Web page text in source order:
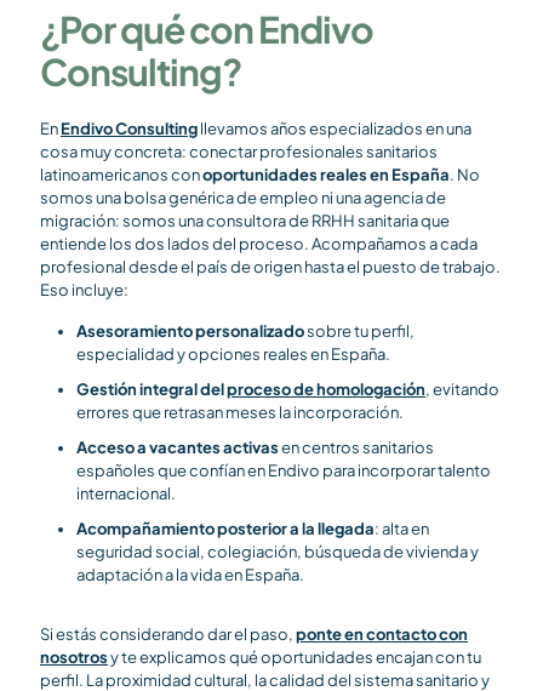
¿Por qué con Endivo
Consulting?
EnEndivo Consultingllevamos años especializados en una
cosa muy concreta: conectar profesionales sanitarios
latinoamericanos conoportunidades reales en España. No
somos una bolsa genérica de empleo ni una agencia de
migración: somos una consultora de RRHH sanitaria que
entiende los dos lados del proceso. Acompañamos a cada
profesional desde el país de origen hasta el puesto de trabajo.
Eso incluye:
Asesoramiento personalizadosobre tu perfil,
especialidad y opciones reales en España.
Gestión integral delproceso de homologación, evitando
errores que retrasan meses la incorporación.
Acceso a vacantes activasen centros sanitarios
españoles que confían en Endivo para incorporar talento
internacional.
Acompañamiento posterior a la llegada: alta en
seguridad social, colegiación, búsqueda de vivienda y
adaptación a la vida en España.
Si estás considerando dar el paso,ponte en contacto con
nosotrosy te explicamos qué oportunidades encajan con tu
perfil. La proximidad cultural, la calidad del sistema sanitario y